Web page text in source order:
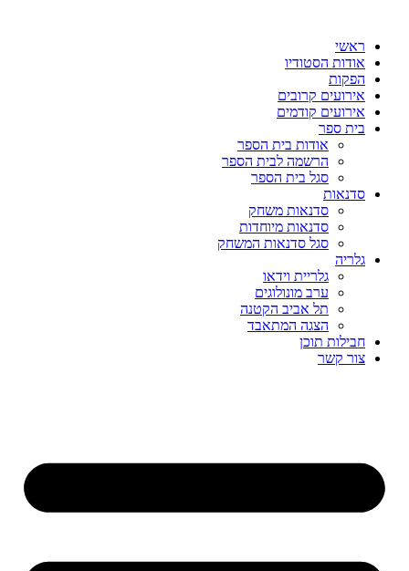
ראשי
אודות הסטודיו
הפקות
אירועים קרובים
אירועים קודמים
בית ספר
אודות בית הספר
הרשמה לבית הספר
סגל בית הספר
סדנאות
סדנאות משחק
סדנאות מיוחדות
סגל סדנאות המשחק
גלריה
גלריית וידאו
ערב מונולוגים
תל אביב הקטנה
הצגה המתאבד
חבילות תוכן
צור קשר